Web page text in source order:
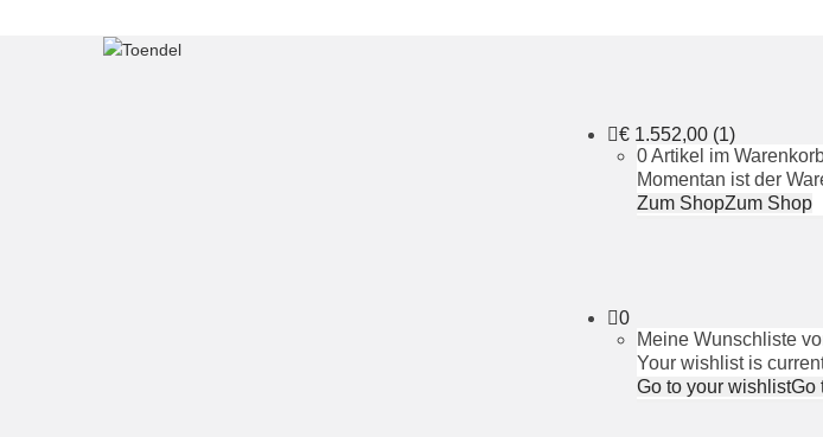
€ 1.552,00 (1)
0 Artikel im
Momentan ist der
Zum ShopZum Shop
0
Meine Wunschliste
Your wishlist is
Go to your wishlistGo